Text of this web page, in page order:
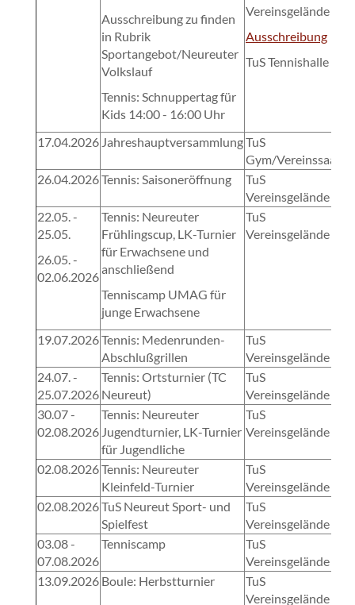
Ausschreibung zu finden
in Rubrik
Sportangebot/Neureuter
Volkslauf
Tennis: Schnuppertag für
Kids 14:00 - 16:00 Uhr
Vereinsgelände
Ausschreibung
TuS Tennishalle
17.04.2026 JahreshauptversammlungTuS
Gym/Vereinssaal
26.04.2026Tennis: Saisoneröffnung
TuS
Vereinsgelände
22.05. -
25.05.
26.05. -
02.06.2026
Tennis: Neureuter
Frühlingscup, LK-Turnier
für Erwachsene und
anschließend
Tenniscamp UMAG für
junge Erwachsene
TuS
Vereinsgelände
19.07.2026Tennis: Medenrunden-
Abschlußgrillen
TuS
Vereinsgelände
24.07. -
25.07.2026
Tennis: Ortsturnier (TC
Neureut)
TuS
Vereinsgelände
30.07 -
02.08.2026
Tennis: Neureuter
Jugendturnier, LK-Turnier
für Jugendliche
TuS
Vereinsgelände
02.08.2026Tennis: Neureuter
Kleinfeld-Turnier
TuS
Vereinsgelände
02.08.2026TuS Neureut Sport- und
Spielfest
TuS
Vereinsgelände
03.08 -
07.08.2026
Tenniscamp
TuS
Vereinsgelände
13.09.2026 Boule: Herbstturnier
TuS
Vereinsgelände